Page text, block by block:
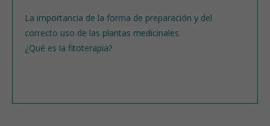
La importancia de la forma de preparación y del
correcto uso de las plantas medicinales
¿Qué es la fitoterapia?